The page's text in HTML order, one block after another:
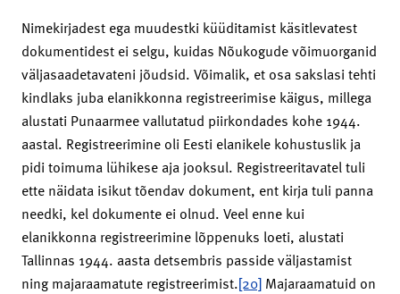
Nimekirjadest ega muudestki küüditamist käsitlevatest
dokumentidest ei selgu, kuidas Nõukogude võimuorganid
väljasaadetavateni jõudsid. Võimalik, et osa sakslasi tehti
kindlaks juba elanikkonna registreerimise käigus, millega
alustati Punaarmee vallutatud piirkondades kohe 1944.
aastal. Registreerimine oli Eesti elanikele kohustuslik ja
pidi toimuma lühikese aja jooksul. Registreeritavatel tuli
ette näidata isikut tõendav dokument, ent kirja tuli panna
needki, kel dokumente ei olnud. Veel enne kui
elanikkonna registreerimine lõppenuks loeti, alustati
Tallinnas 1944. aasta detsembris passide väljastamist
ning majaraamatute registreerimist.[20] Majaraamatuid on